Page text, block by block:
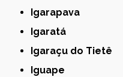
Igarapava
Igaratá
Igaraçu do Tietê
Iguape